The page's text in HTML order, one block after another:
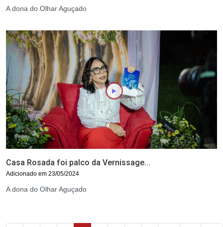
A dona do Olhar Aguçado
Casa Rosada foi palco da Vernissage...
Adicionado em 23/05/2024
A dona do Olhar Aguçado